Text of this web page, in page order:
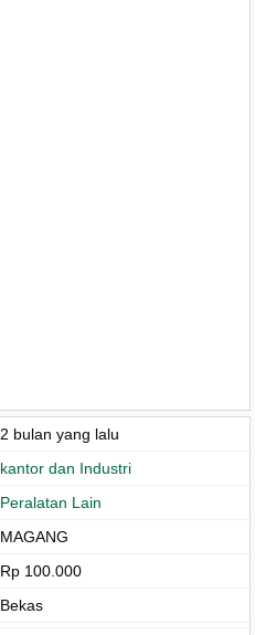
2 bulan yang lalu
kantor dan Industri
Peralatan Lain
MAGANG
Rp 100.000
Bekas